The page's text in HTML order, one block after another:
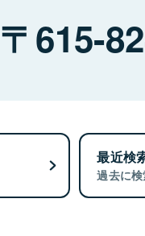
615-
最近検
過去に検